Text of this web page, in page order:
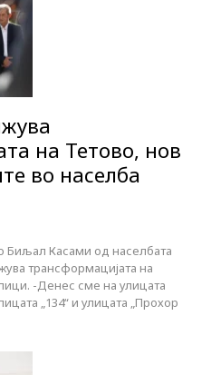
на Тетово, нов
во населба
Биљал Касами од населбата
трансформацијата на
-Денес сме на улицата
„134“ и улицата „Прохор